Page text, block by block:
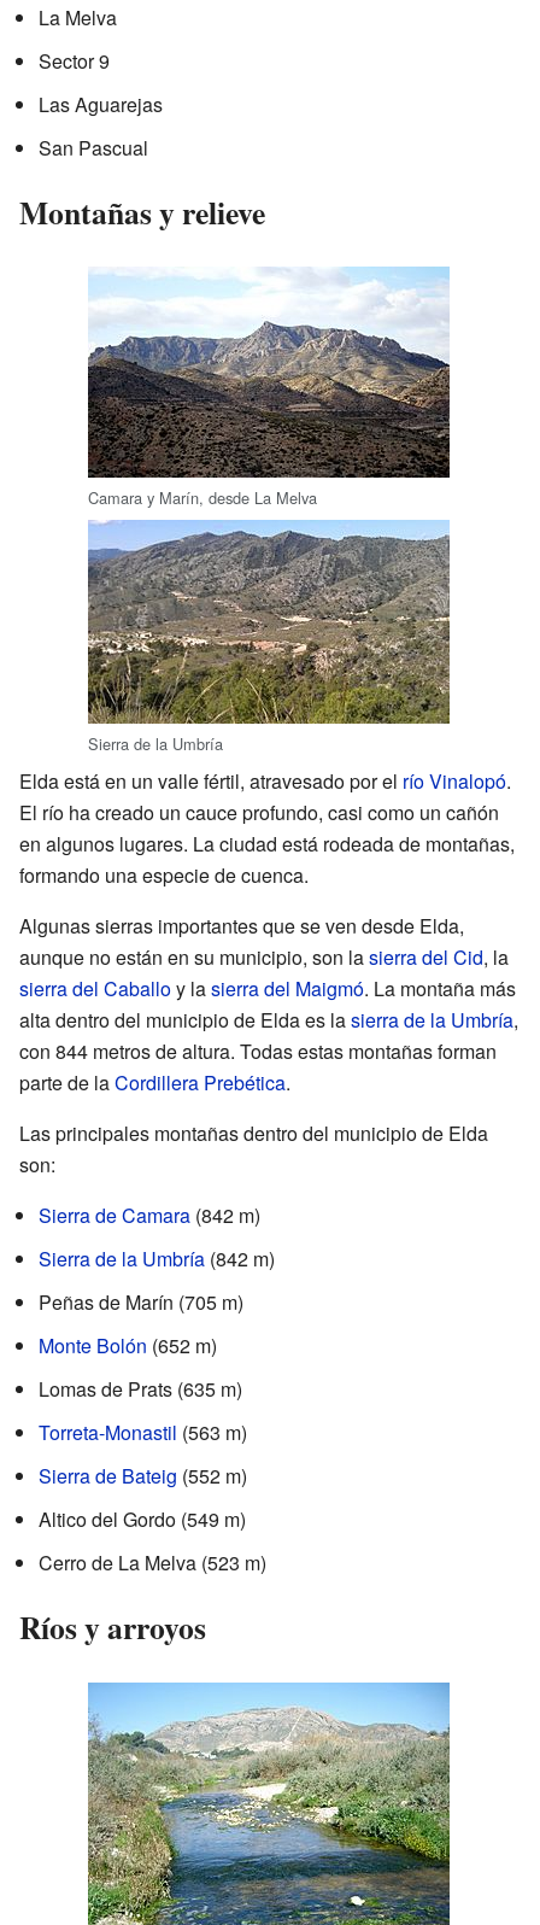
La Melva
Sector 9
Las Aguarejas
San Pascual
Montañas y relieve
Camara y Marín, desde La Melva
Sierra de la Umbría
Elda está en un valle fértil, atravesado por el río Vinalopó.
El río ha creado un cauce profundo, casi como un cañón
en algunos lugares. La ciudad está rodeada de montañas,
formando una especie de cuenca.
Algunas sierras importantes que se ven desde Elda,
aunque no están en su municipio, son lasierra del Cid, la
sierra del Caballoy lasierra del Maigmó. La montaña más
alta dentro del municipio de Elda es lasierra de la Umbría,
con 844 metros de altura. Todas estas montañas forman
parte de laCordillera Prebética.
Las principales montañas dentro del municipio de Elda
son:
Sierra de Camara (842 m)
Sierra de la Umbría (842 m)
Peñas de Marín (705 m)
Monte Bolón (652 m)
Lomas de Prats (635 m)
Torreta-Monastil (563 m)
Sierra de Bateig (552 m)
Altico del Gordo (549 m)
Cerro de La Melva (523 m)
Ríos y arroyos